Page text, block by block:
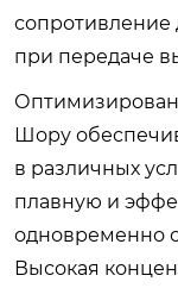
при передаче
Шору
в различных
плавную и
одновременно
Высокая